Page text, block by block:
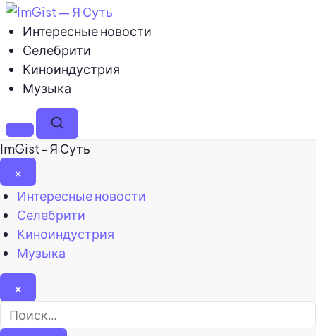
Интересные новости
Селебрити
Киноиндустрия
Музыка
МенюПоиск
ImGist - Я Суть
×
Закрыть
меню
Интересные новости
Селебрити
Киноиндустрия
Музыка
×
Найти: